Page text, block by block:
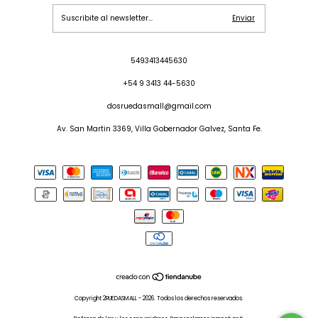
5493413445630
+54 9 3413 44-5630
dosruedasmall@gmail.com
Av. San Martin 3369, Villa Gobernador Galvez, Santa Fe.
Copyright 2RUEDASMALL - 2026. Todos los derechos reservados.